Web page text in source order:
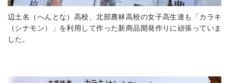
辺土名（へんとな）高校、北部農林高校の女子高生達も「カラキ
（シナモン）」を利用して作った新商品開発作りに頑張っていま
した。